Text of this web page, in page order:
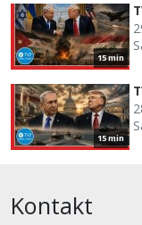
15 min
15 min
Kontakt